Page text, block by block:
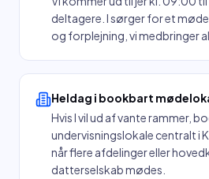
deltagere. I sørger for et
og forplejning, vi medbringer
Heldag i bookbart
Hvis I vil ud af vante rammer,
undervisningslokale centralt i
når flere afdelinger eller
datterselskab mødes.